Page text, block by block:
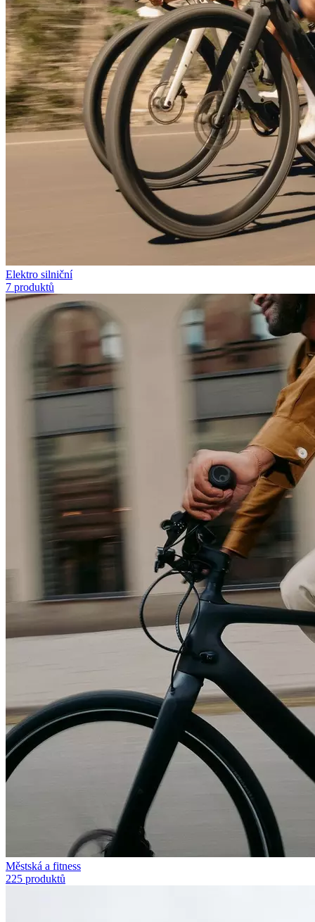
Elektro silniční
7 produktů
Městská a fitness
225 produktů